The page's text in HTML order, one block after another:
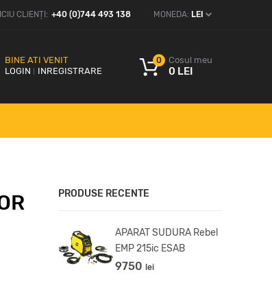
CLIENȚI: +40 (0)744 493 138 MONEDA: LEI
BINE ATI VENIT
LOGIN
INREGISTRARE
Cosul meu
0 LEI
0
PRODUSE RECENTE
APARAT SUDURA Rebel
EMP 215ic ESAB
9750 lei